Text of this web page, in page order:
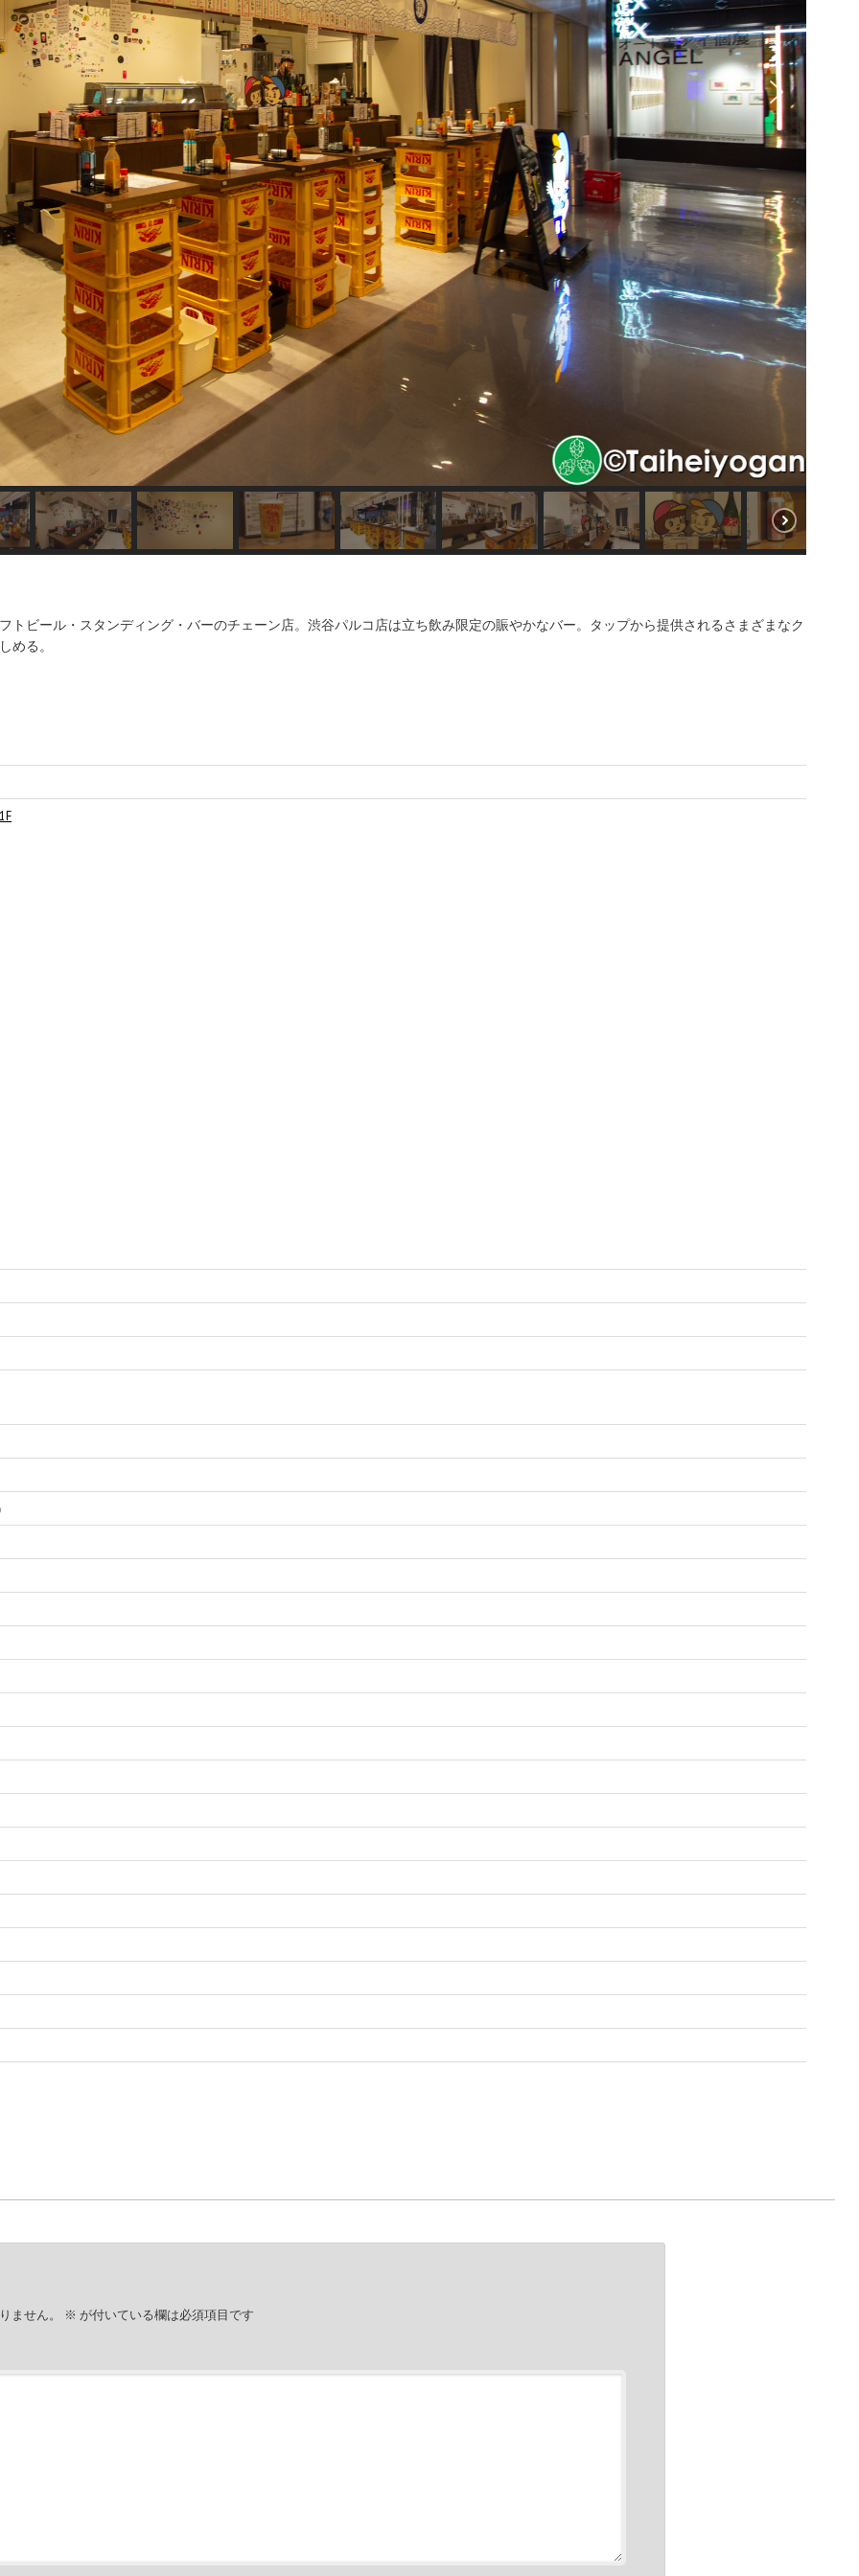
トビール・スタンディング・バーのチェーン店。渋谷パルコ店は立ち飲み限定の賑やかなバー。タップから提供されるさまざまなク
める。
ません。 ※ が付いている欄は必須項目です